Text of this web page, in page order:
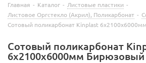
Главная - Каталог - Листовые пластики -
Листовое Оргстекло (Акрил), Поликарбонат -
Сотовый поликарбонат Kinplast
Сотовый поликарбонат
6х2100х6000мм Бирюзовый